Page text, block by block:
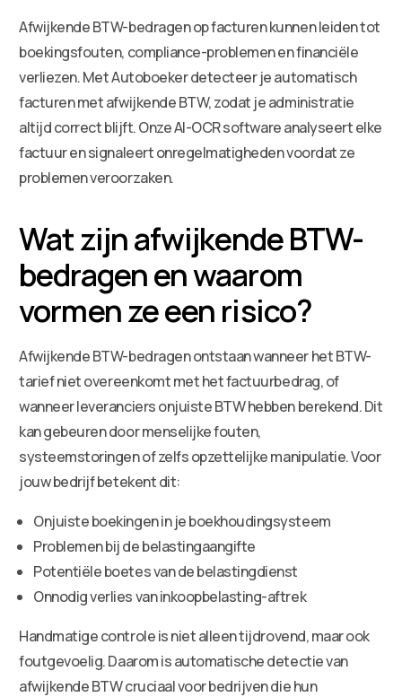
Afwijkende BTW-bedragen op facturen kunnen leiden tot
boekingsfouten, compliance-problemen en financiële
verliezen. Met Autoboeker detecteer je automatisch
facturen met afwijkende BTW, zodat je administratie
altijd correct blijft. Onze AI-OCR software analyseert elke
factuur en signaleert onregelmatigheden voordat ze
problemen veroorzaken.
Wat zijn afwijkende BTW-
bedragen en waarom
vormen ze een risico?
Afwijkende BTW-bedragen ontstaan wanneer het BTW-
tarief niet overeenkomt met het factuurbedrag, of
wanneer leveranciers onjuiste BTW hebben berekend. Dit
kan gebeuren door menselijke fouten,
systeemstoringen of zelfs opzettelijke manipulatie. Voor
jouw bedrijf betekent dit:
Onjuiste boekingen in je boekhoudingsysteem
Problemen bij de belastingaangifte
Potentiële boetes van de belastingdienst
Onnodig verlies van inkoopbelasting-aftrek
Handmatige controle is niet alleen tijdrovend, maar ook
foutgevoelig. Daarom is automatische detectie van
afwijkende BTW cruciaal voor bedrijven die hun